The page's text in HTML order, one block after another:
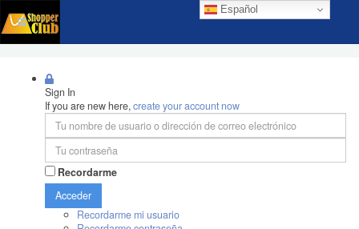
Español
Sign In
If you are new here,create your account now
Recordarme
Acceder
Recordarme mi usuario